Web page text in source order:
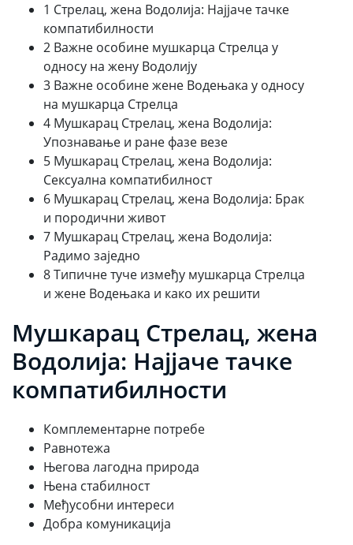
1 Стрелац, жена Водолија: Најјаче тачке
компатибилности
2 Важне особине мушкарца Стрелца у
односу на жену Водолију
3 Важне особине жене Водењака у односу
на мушкарца Стрелца
4 Мушкарац Стрелац, жена Водолија:
Упознавање и ране фазе везе
5 Мушкарац Стрелац, жена Водолија:
Сексуална компатибилност
6 Мушкарац Стрелац, жена Водолија: Брак
и породични живот
7 Мушкарац Стрелац, жена Водолија:
Радимо заједно
8 Типичне туче између мушкарца Стрелца
и жене Водењака и како их решити
Мушкарац Стрелац, жена
Водолија: Најјаче тачке
компатибилности
Комплементарне потребе
Равнотежа
Његова лагодна природа
Њена стабилност
Међусобни интереси
Добра комуникација